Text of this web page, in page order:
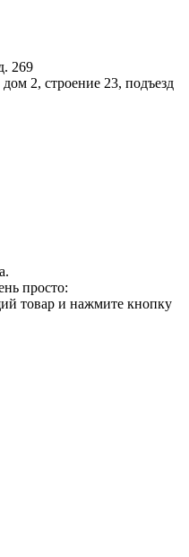
269
2, строение 23, подъезд
просто:
товар и нажмите кнопку